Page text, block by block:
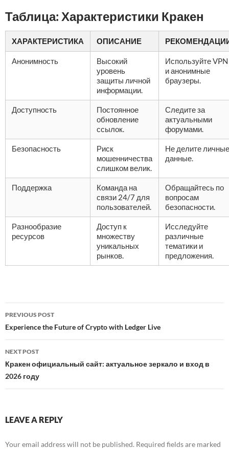
Таблица: Характеристики Кракен
ХАРАКТЕРИСТИКА ОПИСАНИЕ
Анонимность
Высокий
уровень
защиты личной
информации.
Используйте VPN
и анонимные
браузеры.
Доступность
Постоянное
обновление
ссылок.
Следите за
актуальными
форумами.
Безопасность
Риск
мошенничества
слишком велик.
Не делите личные
данные.
Поддержка
Команда на
связи 24/7 для
пользователей.
Обращайтесь по
вопросам
безопасности.
Разнообразие
ресурсов
Доступ к
множеству
уникальных
рынков.
Исследуйте
различные
тематики и
предложения.
Post
navigation
PREVIOUS POST
Experience the Future of Crypto with Ledger Live
NEXT POST
Кракен официальный сайт: актуальное зеркало и вход в
2026 году
LEAVE A REPLY
Your email address will not be published. Required fields are marked